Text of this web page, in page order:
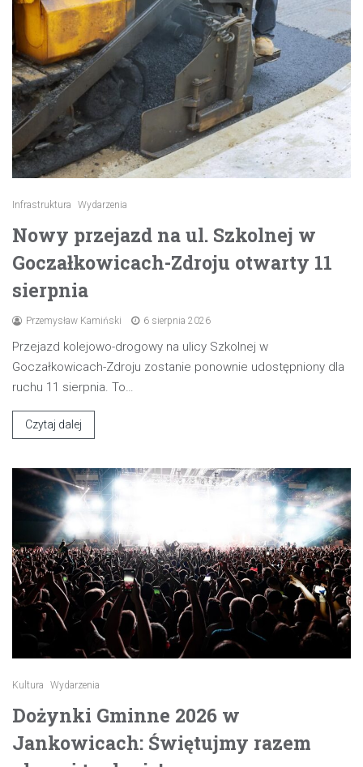
Infrastruktura Wydarzenia
Nowy przejazd na ul. Szkolnej w
Goczałkowicach-Zdroju otwarty 11
sierpnia
Przemysław Kamiński 6 sierpnia 2026
Przejazd kolejowo-drogowy na ulicy Szkolnej w
Goczałkowicach-Zdroju zostanie ponownie udostępniony dla
ruchu 11 sierpnia. To…
Czytaj dalej
Kultura Wydarzenia
Dożynki Gminne 2026 w
Jankowicach: Świętujmy razem